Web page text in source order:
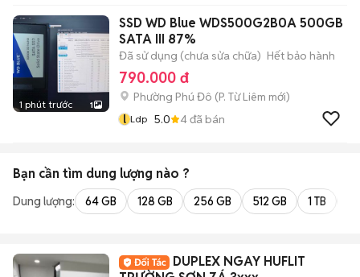
1 phút trước 1
SSD WD Blue WDS500G2B0A 500GB
SATA III 87%
Đã sử dụng (chưa sửa chữa) Hết bảo hành
790.000 đ
Phường Phú Đô (P. Từ Liêm mới)
l Ldp 5.0 4đã bán
Bạn cần tìm dung lượng nào ?
Dung lượng: 64 GB 128 GB 256 GB 512 GB 1 TB
DUPLEX NGAY HUFLIT